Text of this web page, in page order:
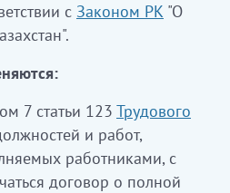
с Законом РК "О
7 статьи 123 Трудового
и работ,
работниками, с
договор о полной